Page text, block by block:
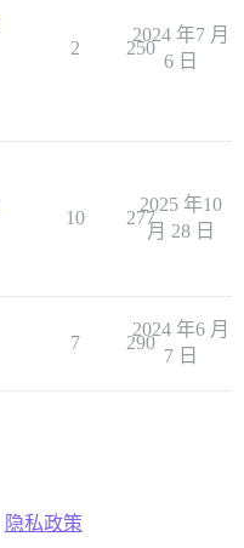
2 250
2024 年7 月
6 日
10 277
2025 年10
月 28 日
7 290
2024 年6 月
7 日
隐私政策